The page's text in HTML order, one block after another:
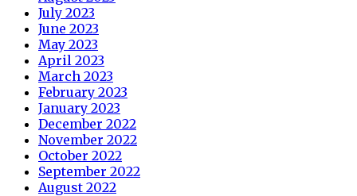
July 2023
June 2023
May 2023
April 2023
March 2023
February 2023
January 2023
December 2022
November 2022
October 2022
September 2022
August 2022